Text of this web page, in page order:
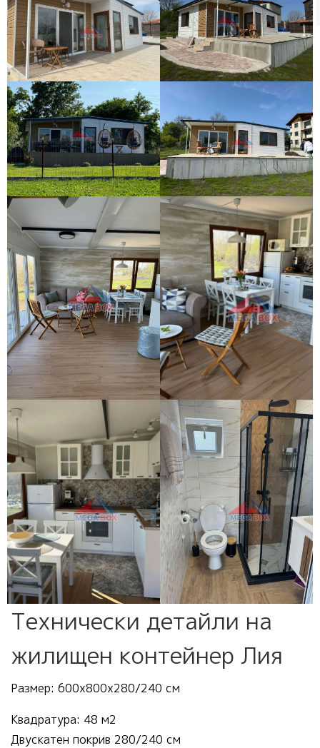
Технически детайли на
жилищен контейнер Лия
Размер: 600х800х280/240 см
Квадратура: 48 м2
Двускатен покрив 280/240 см